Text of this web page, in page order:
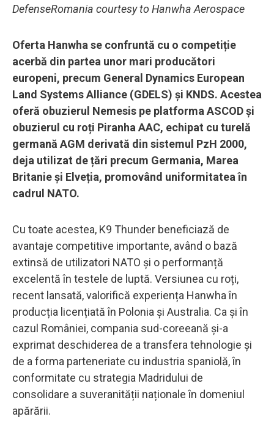
DefenseRomania courtesy to Hanwha Aerospace
Oferta Hanwha se confruntă cu o competiție
acerbă din partea unor mari producători
europeni, precum General Dynamics European
Land Systems Alliance (GDELS) și KNDS. Acestea
oferă obuzierul Nemesis pe platforma ASCOD și
obuzierul cu roți Piranha AAC, echipat cu turelă
germană AGM derivată din sistemul PzH 2000,
deja utilizat de țări precum Germania, Marea
Britanie și Elveția, promovând uniformitatea în
cadrul NATO.
Cu toate acestea, K9 Thunder beneficiază de
avantaje competitive importante, având o bază
extinsă de utilizatori NATO și o performanță
excelentă în testele de luptă. Versiunea cu roți,
recent lansată, valorifică experiența Hanwha în
producția licențiată în Polonia și Australia. Ca și în
cazul României, compania sud-coreeană și-a
exprimat deschiderea de a transfera tehnologie și
de a forma parteneriate cu industria spaniolă, în
conformitate cu strategia Madridului de
consolidare a suveranității naționale în domeniul
apărării.